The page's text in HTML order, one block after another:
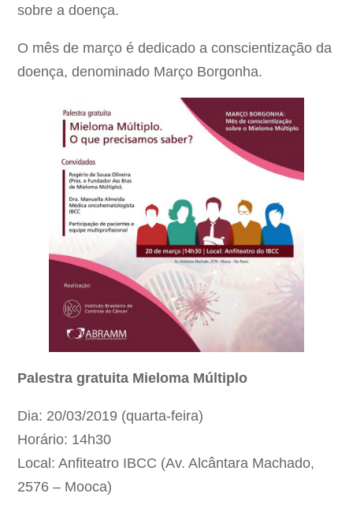
sobre a doença.
O mês de março é dedicado a conscientização da
doença, denominado Março Borgonha.
Palestra gratuita Mieloma Múltiplo
Dia: 20/03/2019 (quarta-feira)
Horário: 14h30
Local: Anfiteatro IBCC (Av. Alcântara Machado,
2576 – Mooca)